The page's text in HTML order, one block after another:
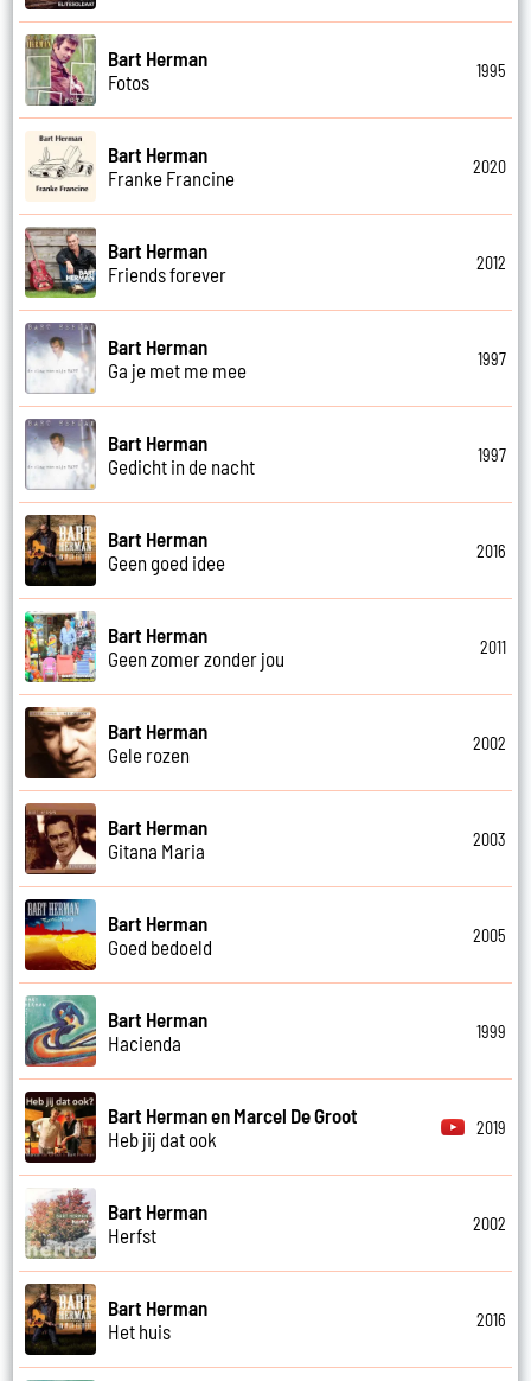
Bart Herman
Fotos
1995
Bart Herman
Franke Francine
2020
Bart Herman
Friends forever
2012
Bart Herman
Ga je met me mee
1997
Bart Herman
Gedicht in de nacht
1997
Bart Herman
Geen goed idee
2016
Bart Herman
Geen zomer zonder jou
2011
Bart Herman
Gele rozen
2002
Bart Herman
Gitana Maria
2003
Bart Herman
Goed bedoeld
2005
Bart Herman
Hacienda
1999
Bart Herman en Marcel De Groot
Heb jij dat ook
2019
Bart Herman
Herfst
2002
Bart Herman
Het huis
2016